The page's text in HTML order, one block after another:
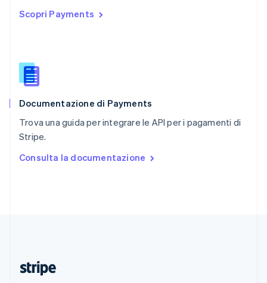
Scopri Payments
Documentazione di Payments
Trova una guida per integrare le API per i pagamenti di
Stripe.
Consulta la documentazione
English
English
Slovacchia
Slovenia
Spagna
Español
English Español简体中文